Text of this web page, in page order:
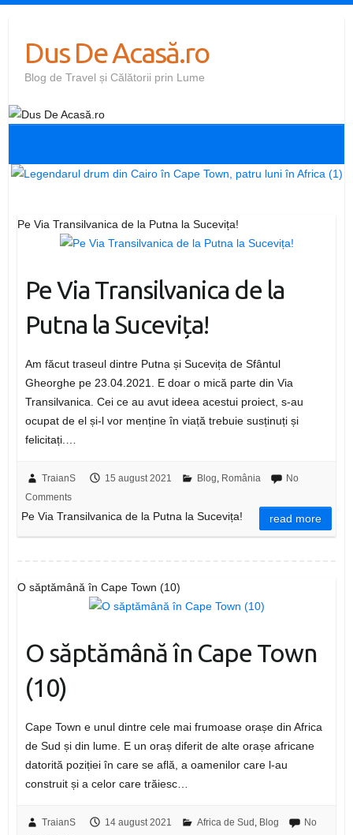
Dus De Acasă.ro
Blog de Travel și Călătorii prin Lume
Pe Via Transilvanica de la Putna la Sucevița!
Pe Via Transilvanica de la
Putna la Sucevița!
Am făcut traseul dintre Putna și Sucevița de Sfântul
Gheorghe pe 23.04.2021. E doar o mică parte din Via
Transilvanica. Cei ce au avut ideea acestui proiect, s-au
ocupat de el și-l vor menține în viață trebuie susținuți și
felicitați.…
TraianS 15 august 2021 Blog, România
No
Comments
Pe Via Transilvanica de la Putna la Sucevița! read more
O săptămână în Cape Town (10)
O săptămână în Cape Town
(10)
Cape Town e unul dintre cele mai frumoase orașe din Africa
de Sud și din lume. E un oraș diferit de alte orașe africane
datorită poziției în care se află, a oamenilor care l-au
construit și a celor care trăiesc…
TraianS 14 august 2021 Africa de Sud , Blog
No